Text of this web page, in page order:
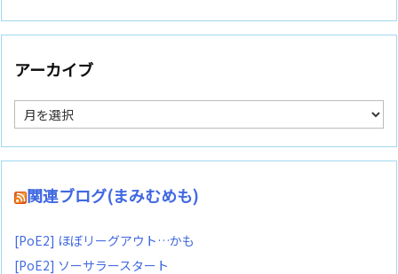
アーカイブ
ア
ー
カ
イ
関連ブログ(まみむめも)
[PoE2] ほぼリーグアウト…かも
[PoE2] ソーサラースタート